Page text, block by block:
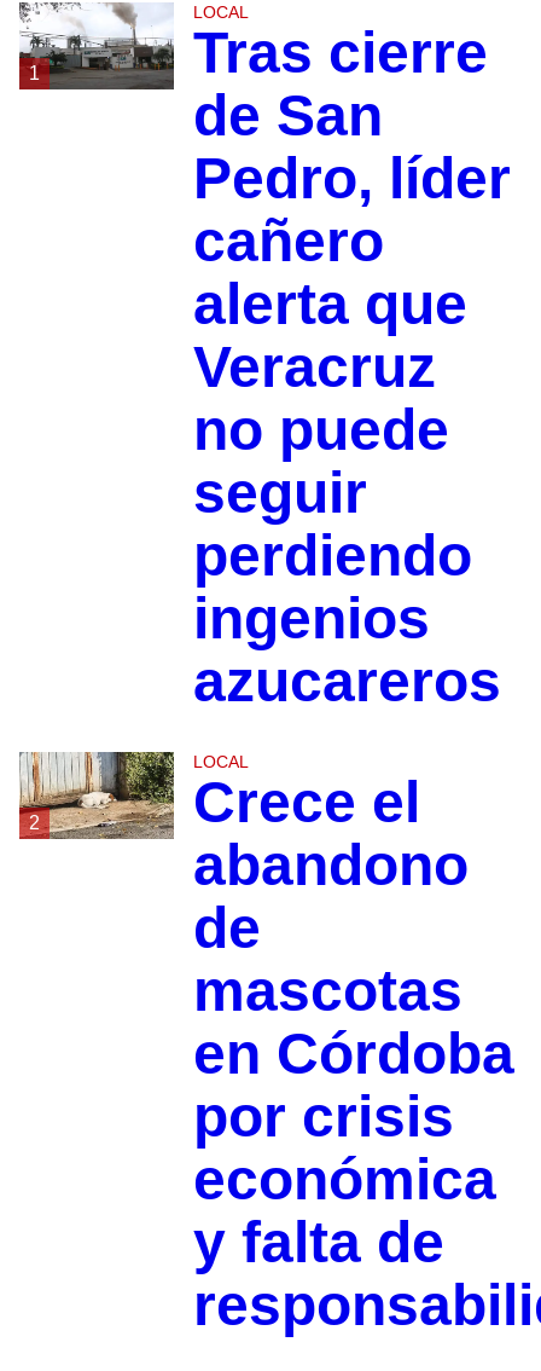
1
LOCAL
Tras cierre
de San
Pedro, líder
cañero
alerta que
Veracruz
no puede
seguir
perdiendo
ingenios
azucareros
2
LOCAL
Crece el
abandono
de
mascotas
en Córdoba
por crisis
económica
y falta de